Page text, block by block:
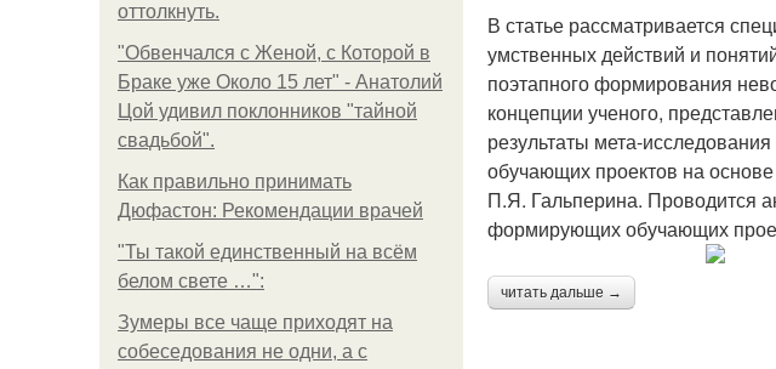
оттолкнуть.
"Обвенчался с Женой, с Которой в
Браке уже Около 15 лет" - Анатолий
Цой удивил поклонников "тайной
свадьбой".
Как правильно принимать
Дюфастон: Рекомендации врачей
"Ты такой единственный на всём
белом свете …":
Зумеры все чаще приходят на
собеседования не одни, а с
В статье рассматривается
умственных действий и
поэтапного формирования
концепции ученого,
результаты мета-
обучающих проектов на
П.Я. Гальперина. Проводится
формирующих обучающих
читать дальше →